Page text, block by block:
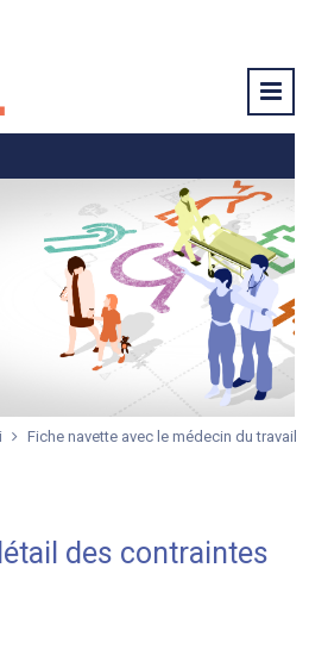
Fiche navette avec le médecin du travail
des contraintes